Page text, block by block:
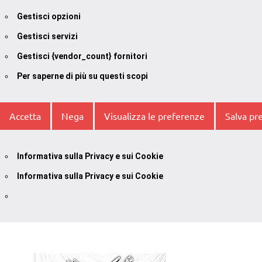
Gestisci opzioni
Gestisci servizi
Gestisci {vendor_count} fornitori
Per saperne di più su questi scopi
Accetta Nega Visualizza le preferenze Salva
Informativa sulla Privacy e sui Cookie
Informativa sulla Privacy e sui Cookie
contenuto